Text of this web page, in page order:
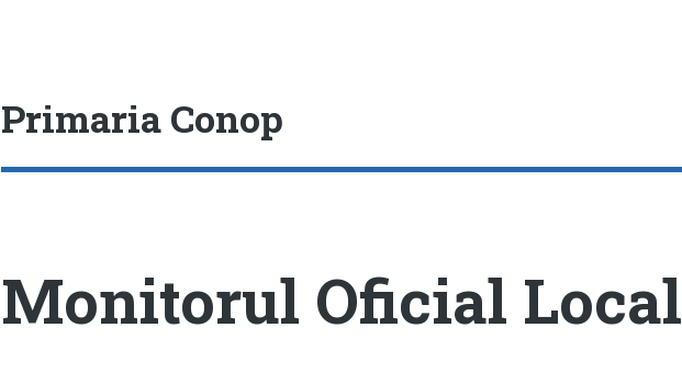
Primaria Conop
Monitorul Oficial Local